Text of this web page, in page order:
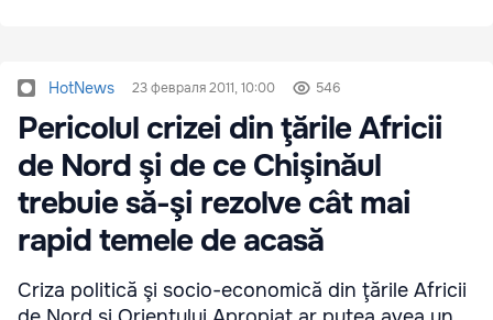
HotNews 23 февраля 2011, 10:00 546
Pericolul crizei din ţările Africii
de Nord şi de ce Chişinăul
trebuie să-şi rezolve cât mai
rapid temele de acasă
Criza politică şi socio-economică din ţările Africii